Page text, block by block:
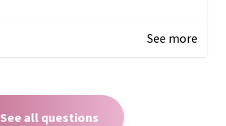
See more
See all questions